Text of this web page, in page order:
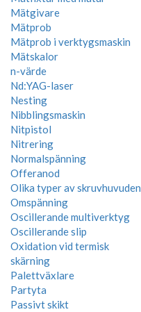
Mätgivare
Mätprob
Mätprob i verktygsmaskin
Mätskalor
n-värde
Nd:YAG-laser
Nesting
Nibblingsmaskin
Nitpistol
Nitrering
Normalspänning
Offeranod
Olika typer av skruvhuvuden
Omspänning
Oscillerande multiverktyg
Oscillerande slip
Oxidation vid termisk
skärning
Palettväxlare
Partyta
Passivt skikt